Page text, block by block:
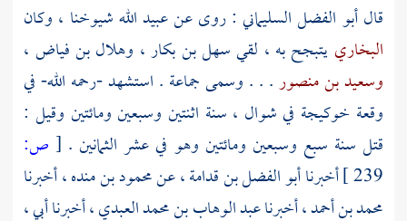
قالأبو الفضل السليماني : روى عنعبيد اللهشيوخنا ، وكان
البخاري يتبجح به ، لقيسهل بن بكار، وهلال بن فياض ،
وسعيد بن منصور. . . وسمى جماعة . استشهد -رحمه الله- في
وقعة خوكيجة في شوال ، سنة اثنتين وسبعين ومائتين وقيل :
قتل سنة سبع وسبعين ومائتين وهو في عشر الثمانين . [ ص:
239 ] أخبرناأبو الفضل بن قدامة، عنمحمود بن منده، أخبرنا
محمد بن أحمد، أخبرناعبد الوهاب بن محمد العبدي، أخبرنا أبي ،